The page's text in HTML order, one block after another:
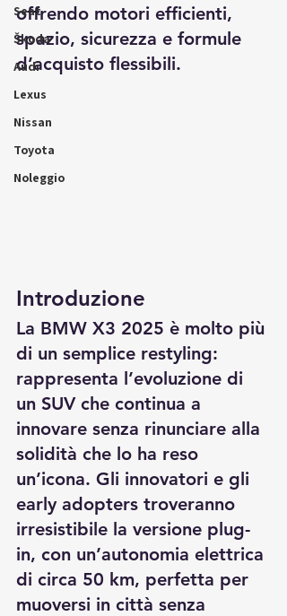
Seat
Škoda
Audi
Lexus
Nissan
Toyota
Noleggio
offrendo motori efficienti,
spazio, sicurezza e formule
d’acquisto flessibili.
Introduzione
La BMW X3 2025 è molto più
di un semplice restyling:
rappresenta l’evoluzione di
un SUV che continua a
innovare senza rinunciare alla
solidità che lo ha reso
un’icona. Gli innovatori e gli
early adopters troveranno
irresistibile la versione plug-
in, con un’autonomia elettrica
di circa 50 km, perfetta per
muoversi in città senza